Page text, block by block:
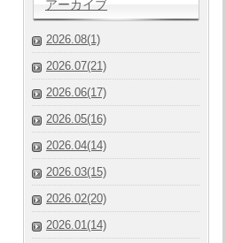
アーカイブ
2026.08(1)
2026.07(21)
2026.06(17)
2026.05(16)
2026.04(14)
2026.03(15)
2026.02(20)
2026.01(14)